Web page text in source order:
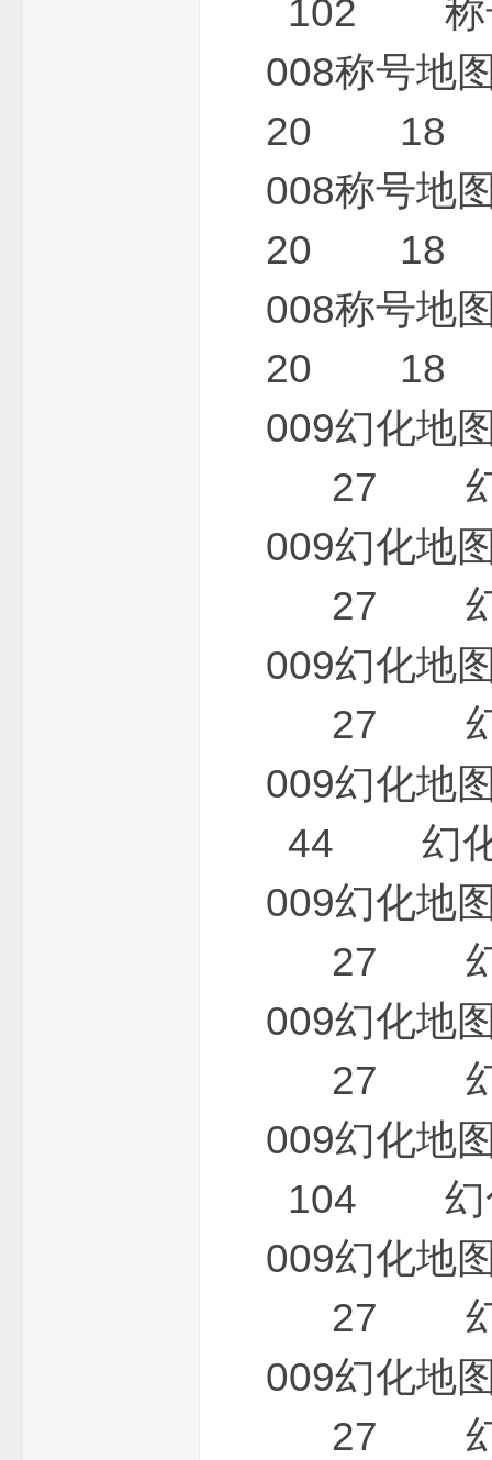
102 称
008称号
20 18
008称号
20 18
008称号
20 18
009幻化
27 幻
009幻化
27 幻
009幻化
27 幻
009幻
44 幻
009幻化
27 幻
009幻化
27 幻
009幻
104 幻
009幻化
27 幻
009幻化
27 幻